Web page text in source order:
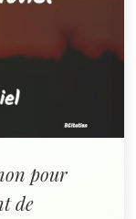
pour
de